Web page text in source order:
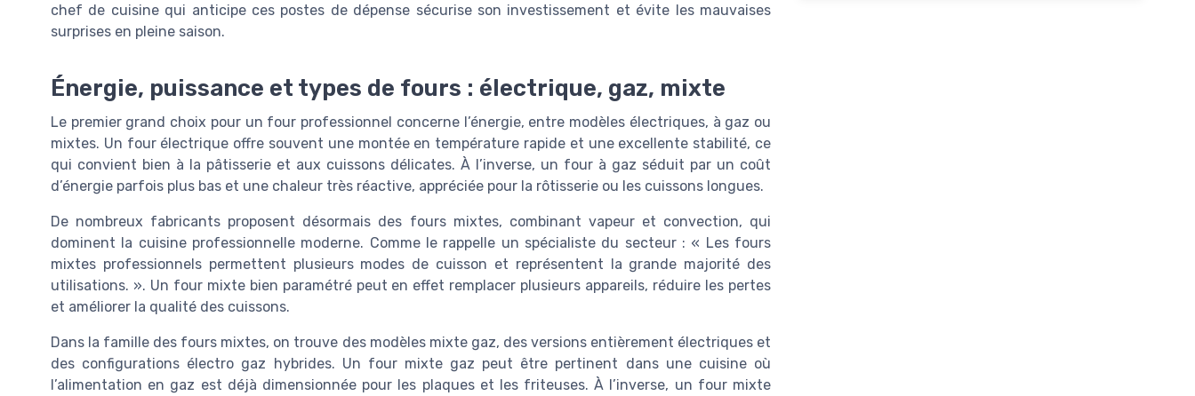
chef de cuisine qui anticipe ces postes de dépense sécurise son investissement et évite les mauvaises
surprises en pleine saison.
Énergie, puissance et types de fours : électrique, gaz, mixte
Le premier grand choix pour un four professionnel concerne l’énergie, entre modèles électriques, à gaz ou
mixtes. Un four électrique offre souvent une montée en température rapide et une excellente stabilité, ce
qui convient bien à la pâtisserie et aux cuissons délicates. À l’inverse, un four à gaz séduit par un coût
d’énergie parfois plus bas et une chaleur très réactive, appréciée pour la rôtisserie ou les cuissons longues.
De nombreux fabricants proposent désormais des fours mixtes, combinant vapeur et convection, qui
dominent la cuisine professionnelle moderne. Comme le rappelle un spécialiste du secteur : « Les fours
mixtes professionnels permettent plusieurs modes de cuisson et représentent la grande majorité des
utilisations. ». Un four mixte bien paramétré peut en effet remplacer plusieurs appareils, réduire les pertes
et améliorer la qualité des cuissons.
Dans la famille des fours mixtes, on trouve des modèles mixte gaz, des versions entièrement électriques et
des configurations électro gaz hybrides. Un four mixte gaz peut être pertinent dans une cuisine où
l’alimentation en gaz est déjà dimensionnée pour les plaques et les friteuses. À l’inverse, un four mixte